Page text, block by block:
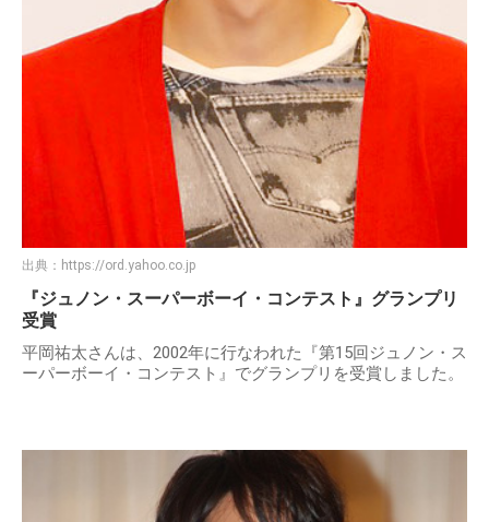
出典： https://ord.yahoo.co.jp
『ジュノン・スーパーボーイ・コンテスト』グランプリ
受賞
平岡祐太さんは、2002年に行なわれた『第15回ジュノン・ス
ーパーボーイ・コンテスト』でグランプリを受賞しました。